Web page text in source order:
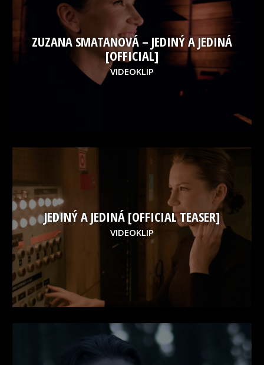
ZUZANA SMATANOVÁ – JEDINÝ A JEDINÁ
[OFFICIAL]
VIDEOKLIP
JEDINÝ A JEDINÁ [OFFICIAL TEASER]
VIDEOKLIP